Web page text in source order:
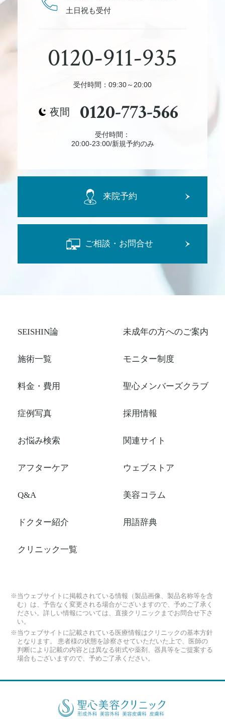
土日祝も受付
0120-911-935
受付時間：09:30～20:00
夜間 0120-773-566
受付時間：
20:00-23:00/新規予約のみ
来院予約
ご相談・お問合せ
SEISHIN論
施術一覧
料金・費用
症例写真
お悩み検索
アフターケア
Q&A
ドクター紹介
クリニック一覧
未成年の方へのご案内
モニター制度
聖心メンバーズクラブ
採用情報
関連サイト
ウェブストア
美容コラム
用語辞典
※当ウェブサイトに掲載されている情報（製品画像、製品名称等を含
む）は、予告なく変更される場合がございますので、予めご了承く
ださい。詳しい情報については、直接クリニックまでお問合せ下さ
い。
※当ウェブサイトに記載されている医療情報はクリニックの基本方針
となります。 患者様の状態を診察させていただいた上で、医師の
判断により記載の内容とは異なる術式や薬剤、器具等をご提案する
場合もございますので、予めご了承ください。